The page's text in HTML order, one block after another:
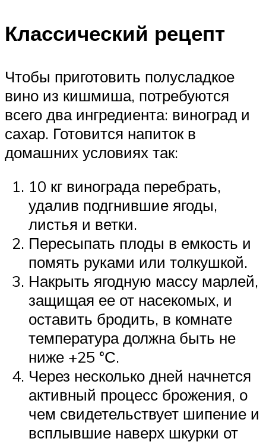
Классический рецепт
Чтобы приготовить полусладкое
вино из кишмиша, потребуются
всего два ингредиента: виноград и
сахар. Готовится напиток в
домашних условиях так:
10 кг винограда перебрать,
удалив подгнившие ягоды,
листья и ветки.
Пересыпать плоды в емкость и
помять руками или толкушкой.
Накрыть ягодную массу марлей,
защищая ее от насекомых, и
оставить бродить, в комнате
температура должна быть не
ниже +25 °С.
Через несколько дней начнется
активный процесс брожения, о
чем свидетельствует шипение и
всплывшие наверх шкурки от